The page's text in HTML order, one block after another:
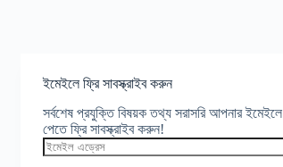
ইমেইলে ফ্রি সাবস্ক্রাইব করুন
সর্বশেষ প্রযুক্তি বিষয়ক তথ্য সরাসরি আপনার ইমেইলে
পেতে ফ্রি সাবস্ক্রাইব করুন!
ইমেইল
এড্রেস